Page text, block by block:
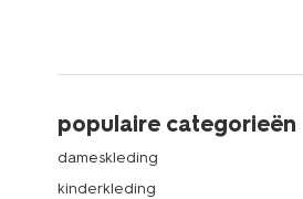
populaire categorieën
dameskleding
kinderkleding